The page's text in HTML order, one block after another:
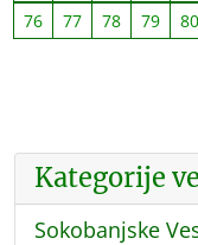
76
77 78 79 80
Kategorije
Sokobanjske